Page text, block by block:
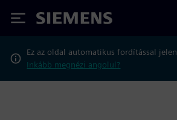
Siemens
Ez az oldal automatikus fordítással
Inkább megnézi angolul?